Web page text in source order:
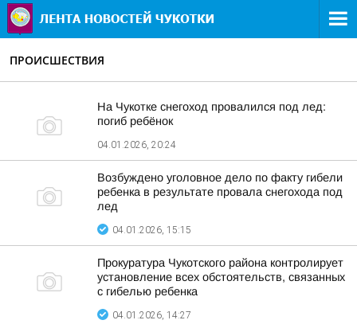
ПРОИСШЕСТВИЯ
На Чукотке снегоход провалился под лед:
погиб ребёнок
04.01.2026, 20:24
Возбуждено уголовное дело по факту гибели
ребенка в результате провала снегохода под
лед
04.01.2026, 15:15
Прокуратура Чукотского района контролирует
установление всех обстоятельств, связанных
с гибелью ребенка
04.01.2026, 14:27